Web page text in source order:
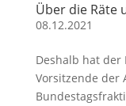
Über die Räte
08.12.2021
Deshalb hat der
Vorsitzende der